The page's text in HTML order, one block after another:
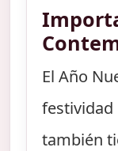
El Año
festividad
también